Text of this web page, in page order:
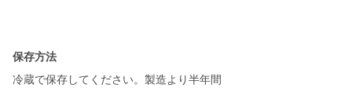
保存方法
冷蔵で保存してください。製造より半年間